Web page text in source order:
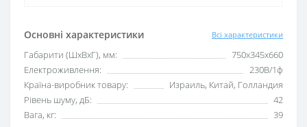
Основні характеристики Всі характеристики
Габарити (ШxВxГ), мм:
750х345х660
Електроживлення:
230В/1ф
Країна-виробник товару:
Израиль, Китай, Голландия
Рівень шуму, дБ:
42
Вага, кг:
39